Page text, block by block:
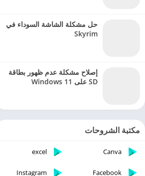
حل مشكلة الشاشة السوداء في
Skyrim
إصلاح مشكلة عدم ظهور بطاقة
SD على Windows 11
مكتبة الشروحات
Canva
excel
Facebook
Instagram